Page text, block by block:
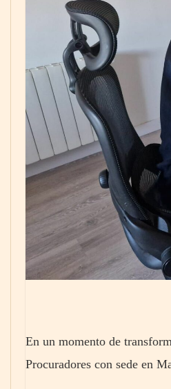
En un momento de
Procuradores con sede en